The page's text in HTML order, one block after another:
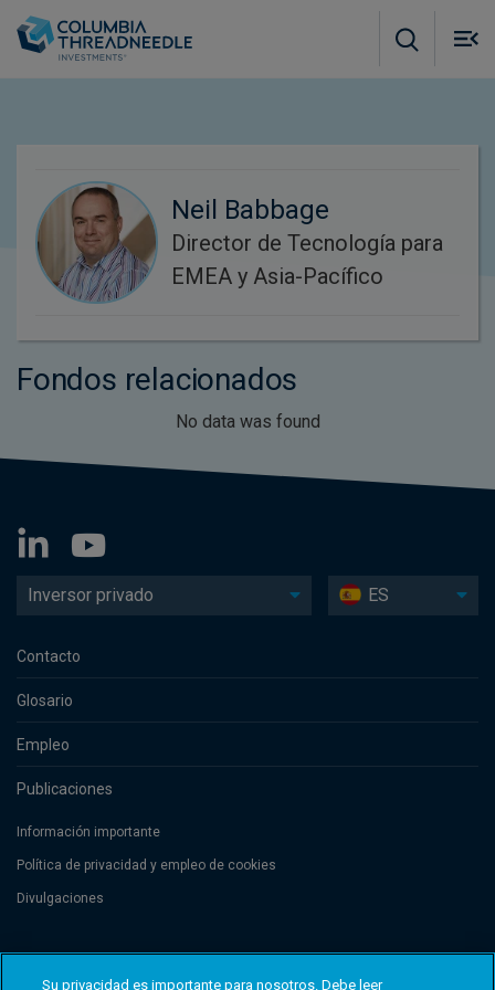
Neil Babbage
Director de Tecnología para
EMEA y Asia-Pacífico
Fondos relacionados
No data was found
Inversor privado ES
Contacto
Glosario
Empleo
Publicaciones
Información importante
Política de privacidad y empleo de cookies
Divulgaciones
de Commerce et des Sociétés (Luxembourg), No. B 110242 and/or
Su privacidad es importante para nosotros. Debe leer